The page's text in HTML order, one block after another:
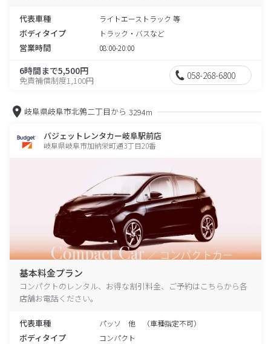
代表車種 ライトエーストラック 等
ボディタイプ トラック・バスなど
営業時間 08:00-20:00
6時間まで5,500円
免責補償制度1,100円 058-268-6800
岐阜県岐阜市北鶉二丁目から 3294m
バジェットレンタカー岐阜駅前店
岐阜県岐阜市加納栄町通3丁目20番
基本料金プラン
コンパクトのレンタル、お得な割引料金、ご予約はこちらから各
店舗お電話ください。
代表車種 パッソ 他 （車種指定不可）
ボディタイプ コンパクト